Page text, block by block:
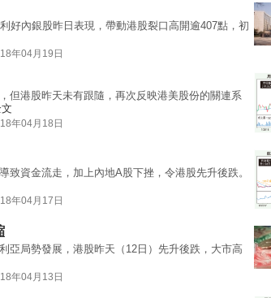
好內銀股昨日表現，帶動港股裂口高開逾407點，初
年04月19日
但港股昨天未有跟隨，再次反映港美股份的關連系
年04月18日
致資金流走，加上內地A股下挫，令港股先升後跌。
年04月17日
亞局勢發展，港股昨天（12日）先升後跌，大市高
年04月13日